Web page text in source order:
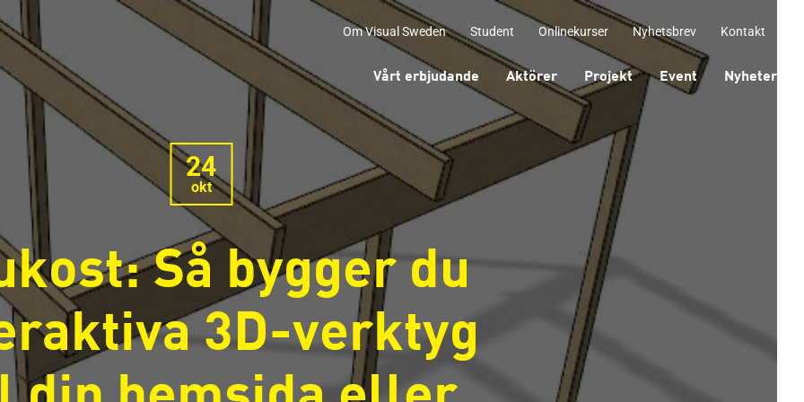
Om Visual Sweden Student Onlinekurser Nyhetsbrev Kontakt
Vårt erbjudande Aktörer Projekt Event Nyheter
24
okt
Så bygger du
3D-verktyg